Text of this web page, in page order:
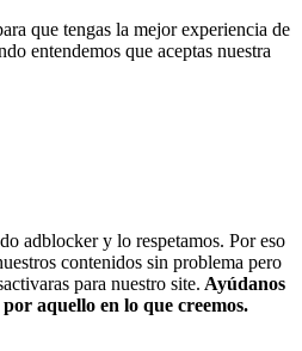
que tengas la mejor experiencia de
entendemos que aceptas nuestra
adblocker y lo respetamos. Por eso
contenidos sin problema pero
para nuestro site. Ayúdanos
aquello en lo que creemos.